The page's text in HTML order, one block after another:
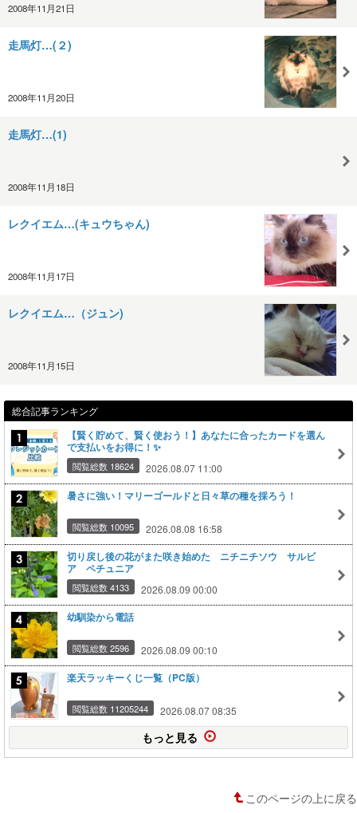
2008年11月21日
走馬灯…(２)
2008年11月20日
走馬灯…(1)
2008年11月18日
レクイエム…(キュウちゃん)
2008年11月17日
レクイエム…（ジュン)
2008年11月15日
総合記事ランキング
【賢く貯めて、賢く使おう！】あなたに合ったカードを選ん
で支払いをお得に！✨
閲覧総数 18624 2026.08.07 11:00
暑さに強い！マリーゴールドと日々草の種を採ろう！
閲覧総数 10095 2026.08.08 16:58
切り戻し後の花がまた咲き始めた ニチニチソウ サルビ
ア ペチュニア
閲覧総数 4133 2026.08.09 00:00
幼馴染から電話
閲覧総数 2596 2026.08.09 00:10
楽天ラッキーくじ一覧（PC版）
閲覧総数 11205244 2026.08.07 08:35
もっと見る
このページの上に戻る